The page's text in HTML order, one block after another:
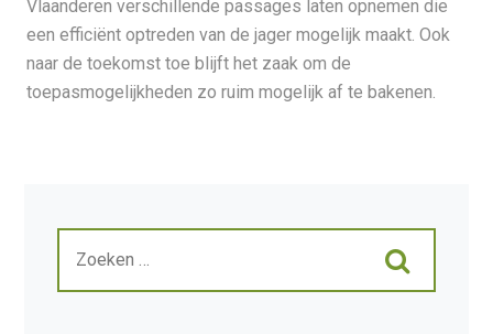
Vlaanderen verschillende passages laten opnemen die
een efficiënt optreden van de jager mogelijk maakt. Ook
naar de toekomst toe blijft het zaak om de
toepasmogelijkheden zo ruim mogelijk af te bakenen.